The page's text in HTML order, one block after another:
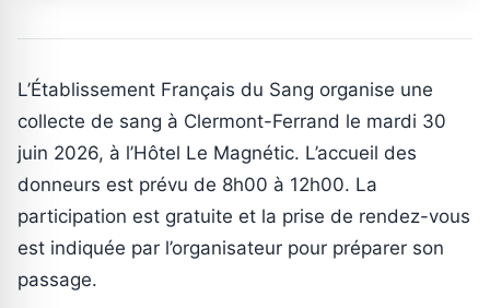
L’Établissement Français du Sang organise une
collecte de sang à Clermont-Ferrand le mardi 30
juin 2026, à l’Hôtel Le Magnétic. L’accueil des
donneurs est prévu de 8h00 à 12h00. La
participation est gratuite et la prise de rendez-vous
est indiquée par l’organisateur pour préparer son
passage.